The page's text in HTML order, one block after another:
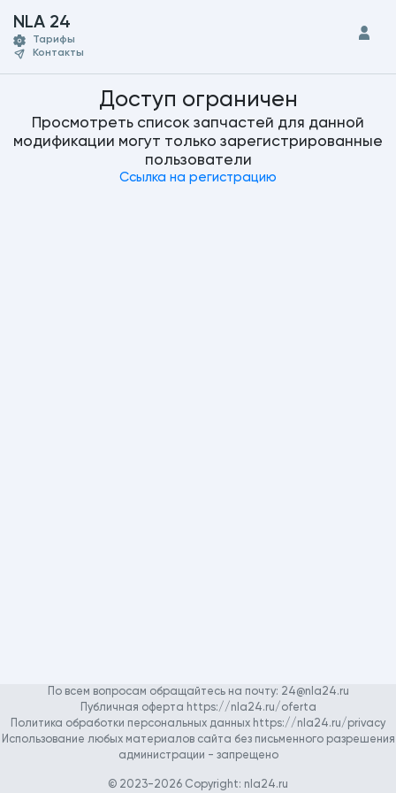
NLA 24
Тарифы
Контакты
Доступ ограничен
Просмотреть список запчастей для данной
модификации могут только зарегистрированные
пользователи
Ссылка на регистрацию
По всем вопросам обращайтесь на почту: 24@nla24.ru
Публичная оферта https://nla24.ru/oferta
Политика обработки персональных данных https://nla24.ru/privacy
Использование любых материалов сайта без письменного разрешения
администрации - запрещено
© 2023-2026 Copyright: nla24.ru